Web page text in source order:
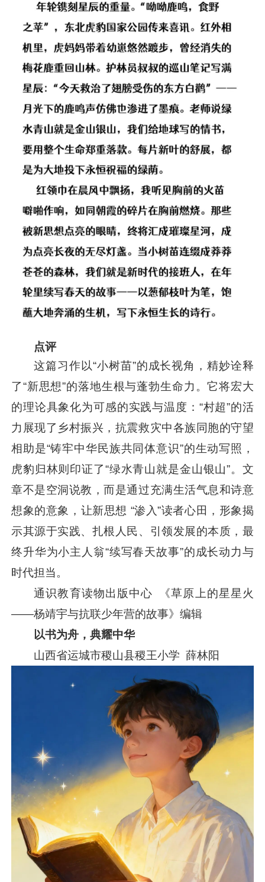
点评
这篇习作以“小树苗”的成长视角，精妙诠释
了“新思想”的落地生根与蓬勃生命力。它将宏大
的理论具象化为可感的实践与温度：“村超”的活
力展现了乡村振兴，抗震救灾中各族同胞的守望
相助是“铸牢中华民族共同体意识”的生动写照，
虎豹归林则印证了“绿水青山就是金山银山”。文
章不是空洞说教，而是通过充满生活气息和诗意
想象的意象，让新思想 “渗入”读者心田，形象揭
示其源于实践、扎根人民、引领发展的本质，最
终升华为小主人翁“续写春天故事”的成长动力与
时代担当。
通识教育读物出版中心 《草原上的星星火
——杨靖宇与抗联少年营的故事》编辑
以书为舟，典耀中华
山西省运城市稷山县稷王小学 薛林阳